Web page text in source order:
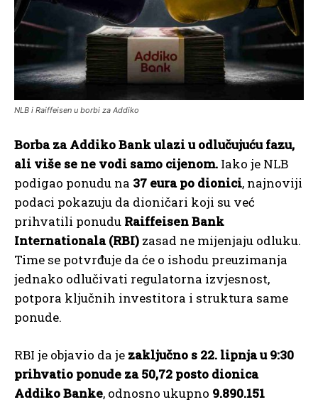
NLB i Raiffeisen u borbi za Addiko
Borba za Addiko Bank ulazi u odlučujuću fazu,
ali više se ne vodi samo cijenom. Iako je NLB
podigao ponudu na 37 eura po dionici, najnoviji
podaci pokazuju da dioničari koji su već
prihvatili ponudu Raiffeisen Bank
Internationala (RBI) zasad ne mijenjaju odluku.
Time se potvrđuje da će o ishodu preuzimanja
jednako odlučivati regulatorna izvjesnost,
potpora ključnih investitora i struktura same
ponude.
RBI je objavio da je zaključno s 22. lipnja u 9:30
prihvatio ponude za 50,72 posto dionica
Addiko Banke, odnosno ukupno 9.890.151